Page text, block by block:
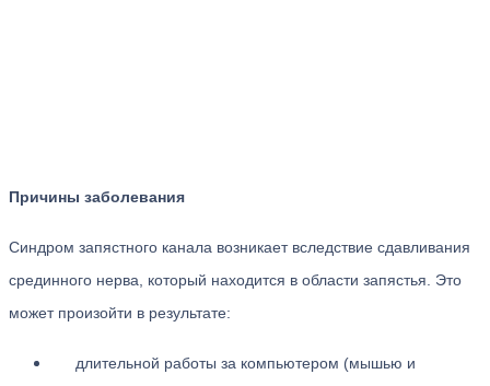
Причины заболевания
Синдром запястного канала возникает вследствие сдавливания
срединного нерва, который находится в области запястья. Это
может произойти в результате:
длительной работы за компьютером (мышью и